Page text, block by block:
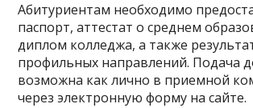
Абитуриентам необходимо
паспорт, аттестат о среднем
диплом колледжа, а также
профильных направлений. Подача
возможна как лично в приемной
через электронную форму на сайте.